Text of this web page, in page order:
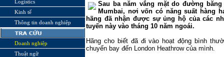
Logistics
Kinh tế
Thông tin doanh nghiệp
Doanh nghiệp
Thuật ngữ
Sau ba năm vắng mặt do đường
Mumbai, nơi vốn có năng suất hàng
hãng đã nhận được sự ủng hộ của các
tuyến này vào tháng 10 năm ngoái.
Hãng cho biết đã đi vào hoạt động bình
chuyến bay đến London Heathrow của mình.